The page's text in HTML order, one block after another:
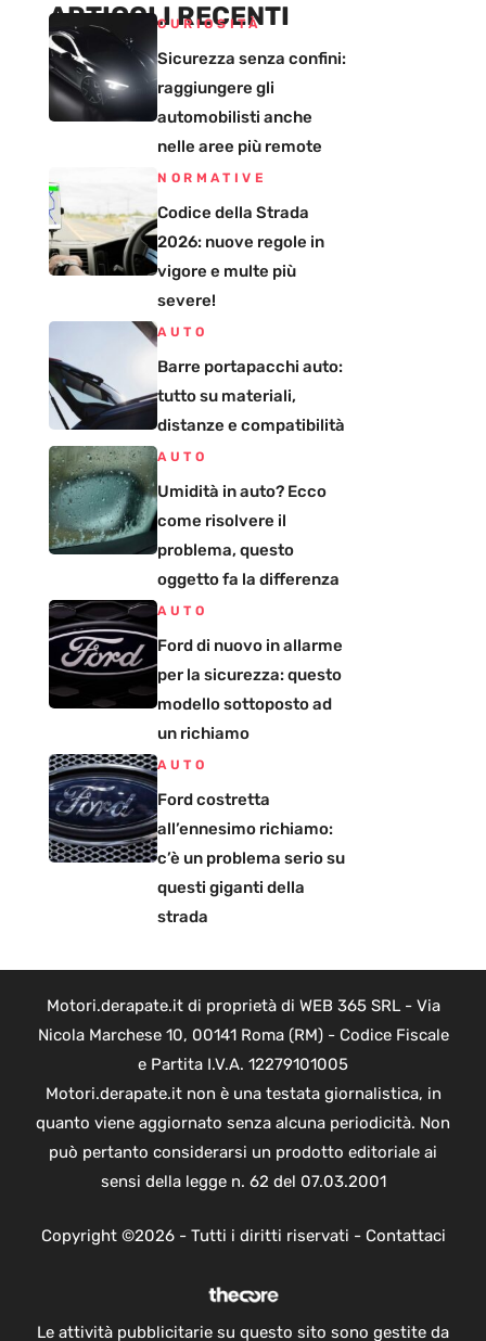
ARTICOLI RECENTI
CURIOSITÀ
Sicurezza senza confini:
raggiungere gli
automobilisti anche
nelle aree più remote
NORMATIVE
Codice della Strada
2026: nuove regole in
vigore e multe più
severe!
AUTO
Barre portapacchi auto:
tutto su materiali,
distanze e compatibilità
AUTO
Umidità in auto? Ecco
come risolvere il
problema, questo
oggetto fa la differenza
AUTO
Ford di nuovo in allarme
per la sicurezza: questo
modello sottoposto ad
un richiamo
AUTO
Ford costretta
all’ennesimo richiamo:
c’è un problema serio su
questi giganti della
strada
Motori.derapate.it di proprietà di WEB 365 SRL - Via
Nicola Marchese 10, 00141 Roma (RM) - Codice Fiscale
e Partita I.V.A. 12279101005
Motori.derapate.it non è una testata giornalistica, in
quanto viene aggiornato senza alcuna periodicità. Non
può pertanto considerarsi un prodotto editoriale ai
sensi della legge n. 62 del 07.03.2001
Copyright ©2026 - Tutti i diritti riservati - Contattaci
Le attività pubblicitarie su questo sito sono gestite da